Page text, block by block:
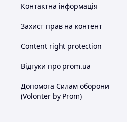
Контактна інформація
Захист прав на контент
Content right protection
Відгуки про prom.ua
Допомога Силам оборони
(Volonter by Prom)